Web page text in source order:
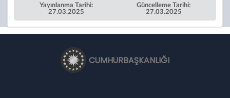
Yayınlanma Tarihi:
27.03.2025
Güncelleme Tarihi:
27.03.2025
CUMHURBAŞKANLIĞI